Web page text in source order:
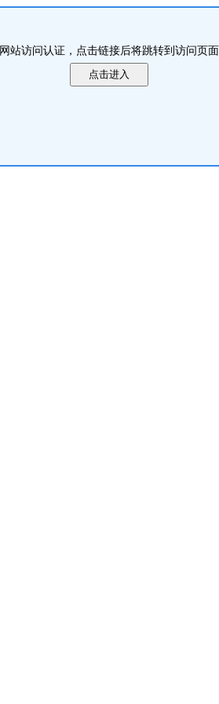
网站访问认证，点击链接后将跳转到访问页面